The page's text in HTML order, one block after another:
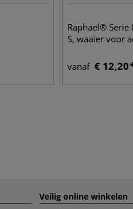
Raphaël® Serie
S, waaier voor
vanaf € 12,20
Veilig online winkelen